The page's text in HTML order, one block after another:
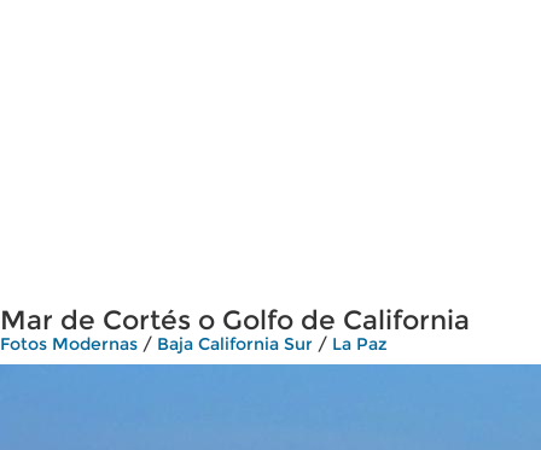
Mar de Cortés o Golfo de California
Fotos Modernas / Baja California Sur / La Paz